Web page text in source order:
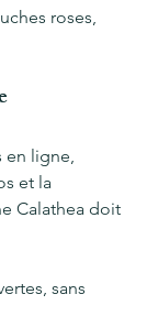
roses,
en ligne,
et la
Calathea doit
sans